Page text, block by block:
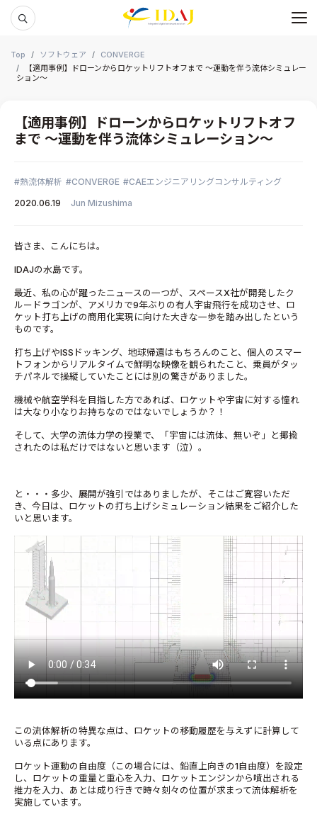
メ
Top ソフトウェア
CONVERGE
【適用事例】ドローンからロケットリフトオフまで ～運動を伴う流体シミュレー
ション～
【適用事例】ドローンからロケットリフトオフ
まで ～運動を伴う流体シミュレーション～
熱流体解析 CONVERGE
CAEエンジニアリングコンサルティング
2020.06.19
Jun Mizushima
皆さま、こんにちは。
IDAJの水島です。
最近、私の心が躍ったニュースの一つが、スペースX社が開発したク
ルードラゴンが、アメリカで9年ぶりの有人宇宙飛行を成功させ、ロ
ケット打ち上げの商用化実現に向けた大きな一歩を踏み出したという
ものです。
打ち上げやISSドッキング、地球帰還はもちろんのこと、個人のスマー
トフォンからリアルタイムで鮮明な映像を観られたこと、乗員がタッ
チパネルで操縦していたことには別の驚きがありました。
機械や航空学科を目指した方であれば、ロケットや宇宙に対する憧れ
は大なり小なりお持ちなのではないでしょうか？！
そして、大学の流体力学の授業で、「宇宙には流体、無いぞ」と揶揄
されたのは私だけではないと思います（泣）。
と・・・多少、展開が強引ではありましたが、そこはご寛容いただ
き、今日は、ロケットの打ち上げシミュレーション結果をご紹介した
いと思います。
この流体解析の特異な点は、ロケットの移動履歴を与えずに計算して
いる点にあります。
ロケット運動の自由度（この場合には、鉛直上向きの1自由度）を設定
し、ロケットの重量と重心を入力、ロケットエンジンから噴出される
推力を入力、あとは成り行きで時々刻々の位置が求まって流体解析を
実施しています。